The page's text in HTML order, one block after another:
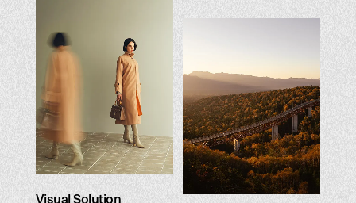
Creative
Visual Solution
Canon
Produce